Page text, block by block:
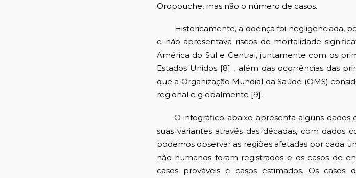
Oropouche, mas não o número de casos.
Historicamente, a doença foi negligenciada,
e não apresentava riscos de mortalidade
América do Sul e Central, juntamente com os
Estados Unidos [8] , além das ocorrências das
que a Organização Mundial da Saúde (OMS)
regional e globalmente [9].
O infográfico abaixo apresenta alguns dados
suas variantes através das décadas, com dados
podemos observar as regiões afetadas por cada
não-humanos foram registrados e os casos de
casos prováveis e casos estimados. Os